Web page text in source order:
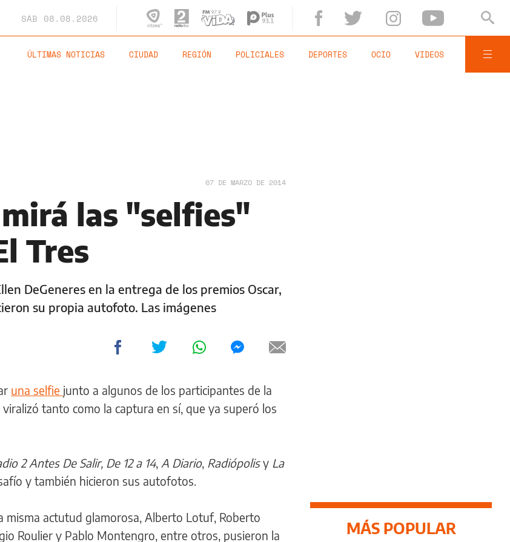
SÁB 08.08.2026
ÚLTIMAS NOTICIAS CIUDAD REGIÓN POLICIALES DEPORTES OCIO VIDEOS
07 DE MARZO DE 2014
las "selfies"
Tres
DeGeneres en la entrega de los premios Oscar,
su propia autofoto. Las imágenes
una selfie junto a algunos de los participantes de la
tanto como la captura en sí, que ya superó los
2 Antes De Salir, De 12 a 14, A Diario, Radiópolisy La
y también hicieron sus autofotos.
misma actutud glamorosa, Alberto Lotuf, Roberto
Roulier y Pablo Montengro, entre otros, pusieron la
MÁS POPULAR